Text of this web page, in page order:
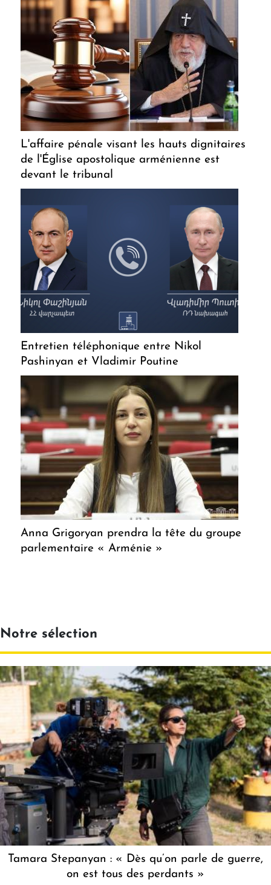
L'affaire pénale visant les hauts dignitaires
de l'Église apostolique arménienne est
devant le tribunal
Entretien téléphonique entre Nikol
Pashinyan et Vladimir Poutine
Anna Grigoryan prendra la tête du groupe
parlementaire « Arménie »
Notre sélection
Tamara Stepanyan : « Dès qu’on parle de guerre,
on est tous des perdants »